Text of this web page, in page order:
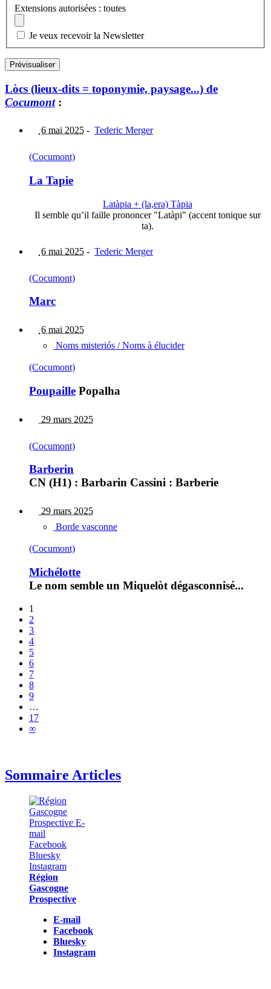
Extensions autorisées : toutes
Je veux recevoir la Newsletter
Lòcs (lieux-dits = toponymie, paysage...) de
Cocumont:
6 mai 2025 - Tederic Merger
(Cocumont)
La Tapie
Latàpia + (la,era) Tàpia
Il semble qu’il faille prononcer "Latàpi" (accent tonique sur
ta).
6 mai 2025 - Tederic Merger
(Cocumont)
Marc
6 mai 2025
Noms misteriós / Noms à élucider
(Cocumont)
Poupaille Popalha
29 mars 2025
(Cocumont)
Barberin
CN (H1) : Barbarin Cassini : Barberie
29 mars 2025
Borde vasconne
(Cocumont)
Michélotte
Le nom semble un Miquelòt dégasconnisé...
1
2
3
4
5
6
7
8
9
…
17
∞
Sommaire Articles
Région
Gascogne
Prospective
E-mail
Facebook
Bluesky
Instagram